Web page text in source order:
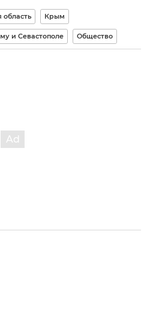
область Крым
и Севастополе Общество